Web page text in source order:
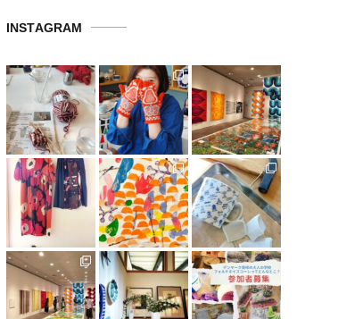
ー
INSTAGRAM